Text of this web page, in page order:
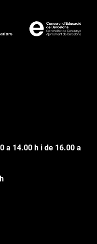
a 14.00 h i de 16.00 a